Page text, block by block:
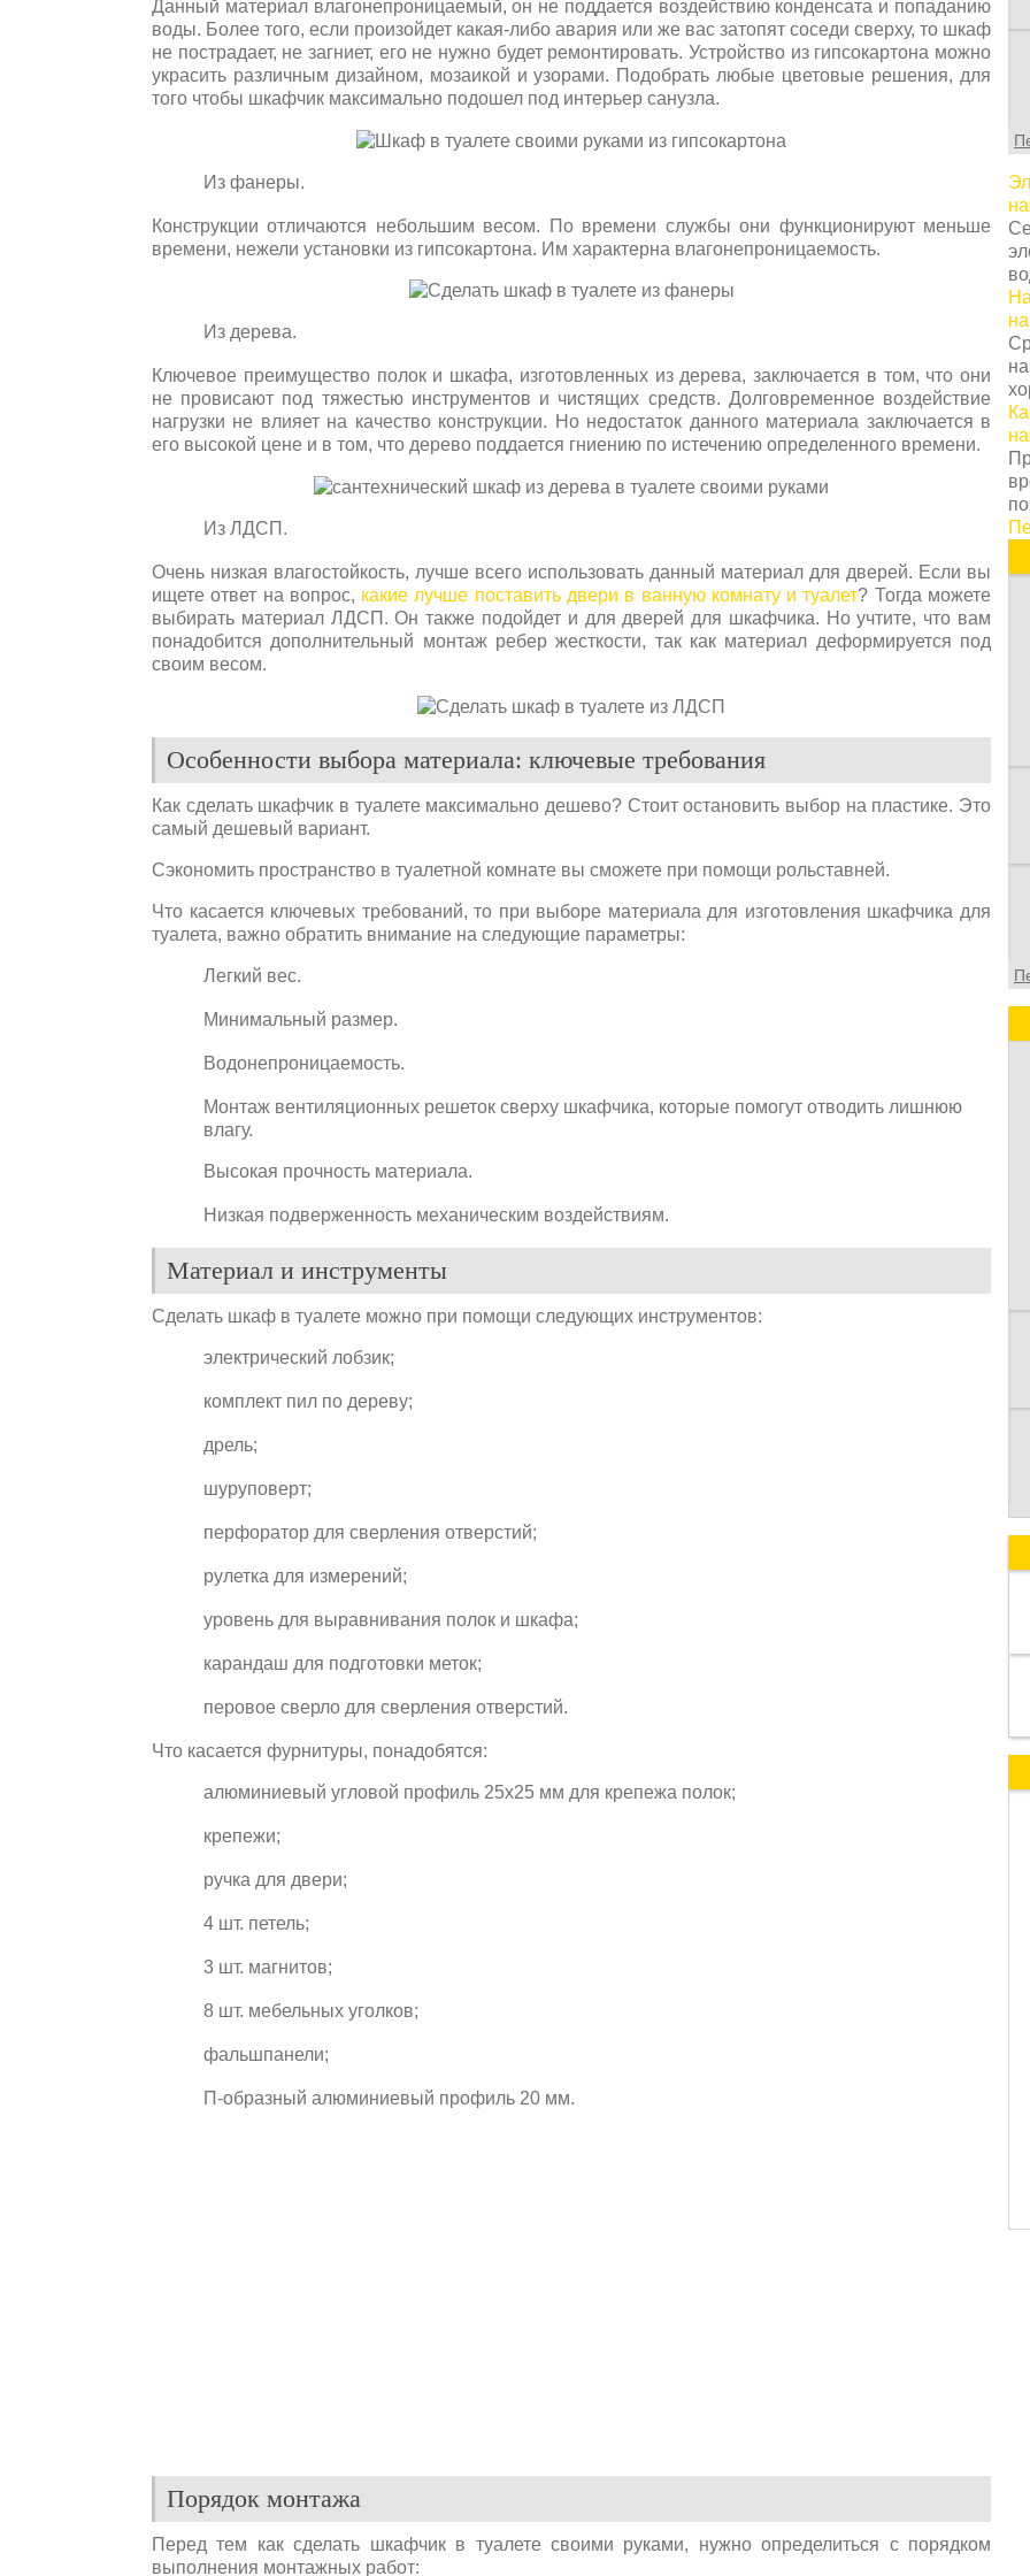
Данный материал влагонепроницаемый, он не поддается воздействию конденсата и попаданию
воды. Более того, если произойдет какая-либо авария или же вас затопят соседи сверху, то шкаф
не пострадает, не загниет, его не нужно будет ремонтировать. Устройство из гипсокартона можно
украсить различным дизайном, мозаикой и узорами. Подобрать любые цветовые решения, для
того чтобы шкафчик максимально подошел под интерьер санузла.
Из фанеры.
Конструкции отличаются небольшим весом. По времени службы они функционируют меньше
времени, нежели установки из гипсокартона. Им характерна влагонепроницаемость.
Из дерева.
Ключевое преимущество полок и шкафа, изготовленных из дерева, заключается в том, что они
не провисают под тяжестью инструментов и чистящих средств. Долговременное воздействие
нагрузки не влияет на качество конструкции. Но недостаток данного материала заключается в
его высокой цене и в том, что дерево поддается гниению по истечению определенного времени.
Из ЛДСП.
Очень низкая влагостойкость, лучше всего использовать данный материал для дверей. Если вы
ищете ответ на вопрос, какие лучше поставить двери в ванную комнату и туалет? Тогда можете
выбирать материал ЛДСП. Он также подойдет и для дверей для шкафчика. Но учтите, что вам
понадобится дополнительный монтаж ребер жесткости, так как материал деформируется под
своим весом.
Особенности выбора материала: ключевые требования
Как сделать шкафчик в туалете максимально дешево? Стоит остановить выбор на пластике. Это
самый дешевый вариант.
Сэкономить пространство в туалетной комнате вы сможете при помощи рольставней.
Что касается ключевых требований, то при выборе материала для изготовления шкафчика для
туалета, важно обратить внимание на следующие параметры:
Легкий вес.
Минимальный размер.
Водонепроницаемость.
Монтаж вентиляционных решеток сверху шкафчика, которые помогут отводить лишнюю
влагу.
Высокая прочность материала.
Низкая подверженность механическим воздействиям.
Материал и инструменты
Сделать шкаф в туалете можно при помощи следующих инструментов:
электрический лобзик;
комплект пил по дереву;
дрель;
шуруповерт;
перфоратор для сверления отверстий;
рулетка для измерений;
уровень для выравнивания полок и шкафа;
карандаш для подготовки меток;
перовое сверло для сверления отверстий.
Что касается фурнитуры, понадобятся:
алюминиевый угловой профиль 25х25 мм для крепежа полок;
крепежи;
ручка для двери;
4 шт. петель;
3 шт. магнитов;
8 шт. мебельных уголков;
фальшпанели;
П-образный алюминиевый профиль 20 мм.
Порядок монтажа
Перед тем как сделать шкафчик в туалете своими руками, нужно определиться с порядком
выполнения монтажных работ: